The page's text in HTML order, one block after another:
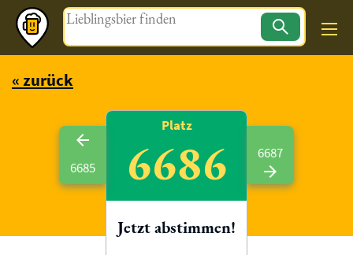
Magazin
« zurück
6685
Platz
6686
Jetzt abstimmen!
6687